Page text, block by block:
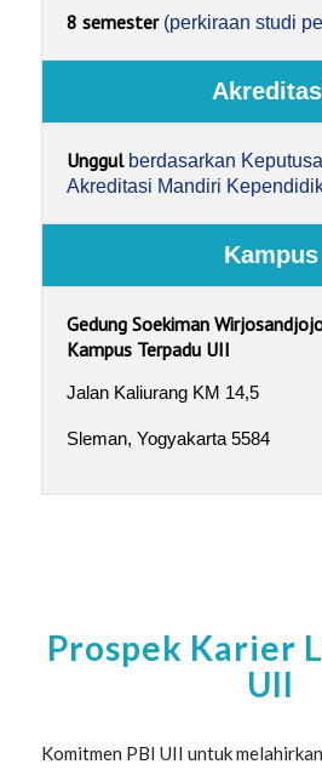
8 semester(perkiraan studi
Unggulberdasarkan
Akreditasi Mandiri
Kampus
Gedung Soekiman
Kampus Terpadu UII
Jalan Kaliurang KM 14,5
Sleman, Yogyakarta 5584
Prospek Karier
UII
Komitmen PBI UII untuk